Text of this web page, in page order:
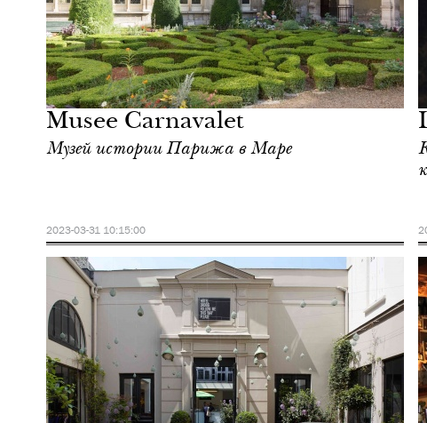
Musee Carnavalet
Музей истории Парижа в Маре
2023-03-31 10:15:00
Ночная жизнь
Париж